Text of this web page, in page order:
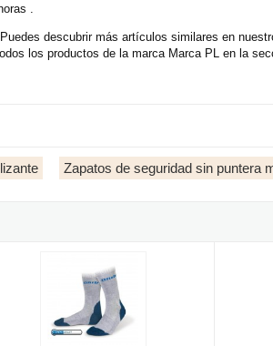
.
descubrir más artículos similares en
los productos de la marca Marca PL en la
Zapatos de seguridad sin puntera
Anibal